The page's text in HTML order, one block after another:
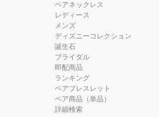
ペアネックレス
レディース
メンズ
ディズニーコレクション
誕生石
ブライダル
即配商品
ランキング
ペアブレスレット
ペア商品（単品）
詳細検索